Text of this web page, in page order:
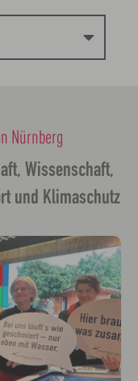
Wissenschaft,
und Klimaschutz
Nürnberg